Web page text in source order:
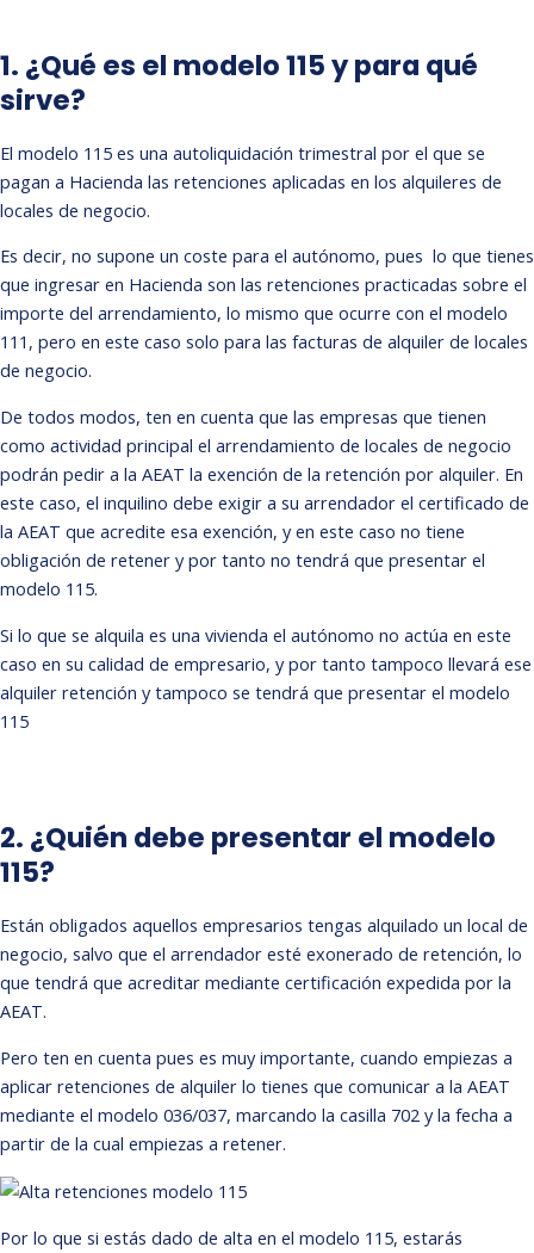
1. ¿Qué es el modelo 115 y para qué
sirve?
El modelo 115 es una autoliquidación trimestral por el que se
pagan a Hacienda las retenciones aplicadas en los alquileres de
locales de negocio.
Es decir, no supone un coste para el autónomo, pues lo que tienes
que ingresar en Hacienda son las retenciones practicadas sobre el
importe del arrendamiento, lo mismo que ocurre con el modelo
111, pero en este caso solo para las facturas de alquiler de locales
de negocio.
De todos modos, ten en cuenta que las empresas que tienen
como actividad principal el arrendamiento de locales de negocio
podrán pedir a la AEAT la exención de la retención por alquiler. En
este caso, el inquilino debe exigir a su arrendador el certificado de
la AEAT que acredite esa exención, y en este caso no tiene
obligación de retener y por tanto no tendrá que presentar el
modelo 115.
Si lo que se alquila es una vivienda el autónomo no actúa en este
caso en su calidad de empresario, y por tanto tampoco llevará ese
alquiler retención y tampoco se tendrá que presentar el modelo
115
2. ¿Quién debe presentar el modelo
115?
Están obligados aquellos empresarios tengas alquilado un local de
negocio, salvo que el arrendador esté exonerado de retención, lo
que tendrá que acreditar mediante certificación expedida por la
AEAT.
Pero ten en cuenta pues es muy importante, cuando empiezas a
aplicar retenciones de alquiler lo tienes que comunicar a la AEAT
mediante el modelo 036/037, marcando la casilla 702 y la fecha a
partir de la cual empiezas a retener.
Por lo que si estás dado de alta en el modelo 115, estarás